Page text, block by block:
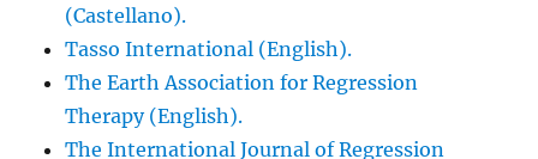
(Castellano).
Tasso International (English).
The Earth Association for Regression
Therapy (English).
The International Journal of Regression